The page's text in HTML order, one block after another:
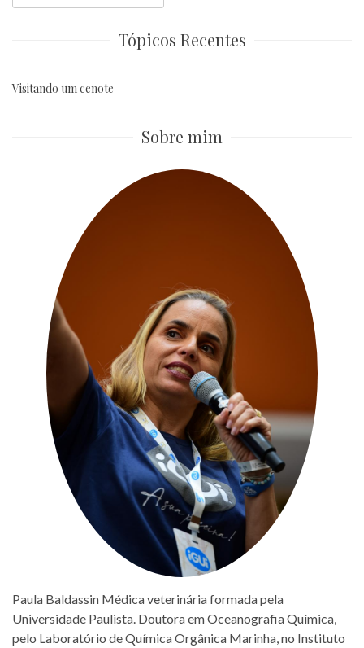
for:
Tópicos Recentes
Visitando um cenote
Sobre mim
Paula Baldassin Médica veterinária formada pela
Universidade Paulista. Doutora em Oceanografia Química,
pelo Laboratório de Química Orgânica Marinha, no Instituto